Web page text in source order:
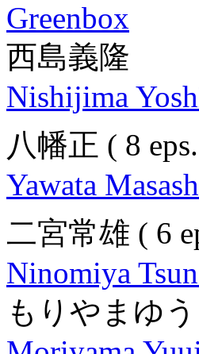
Greenbox
西島義隆
Nishijima
八幡正 ( 8 eps.
Yawata
二宮常雄 ( 6
Ninomiya
もりやまゆ